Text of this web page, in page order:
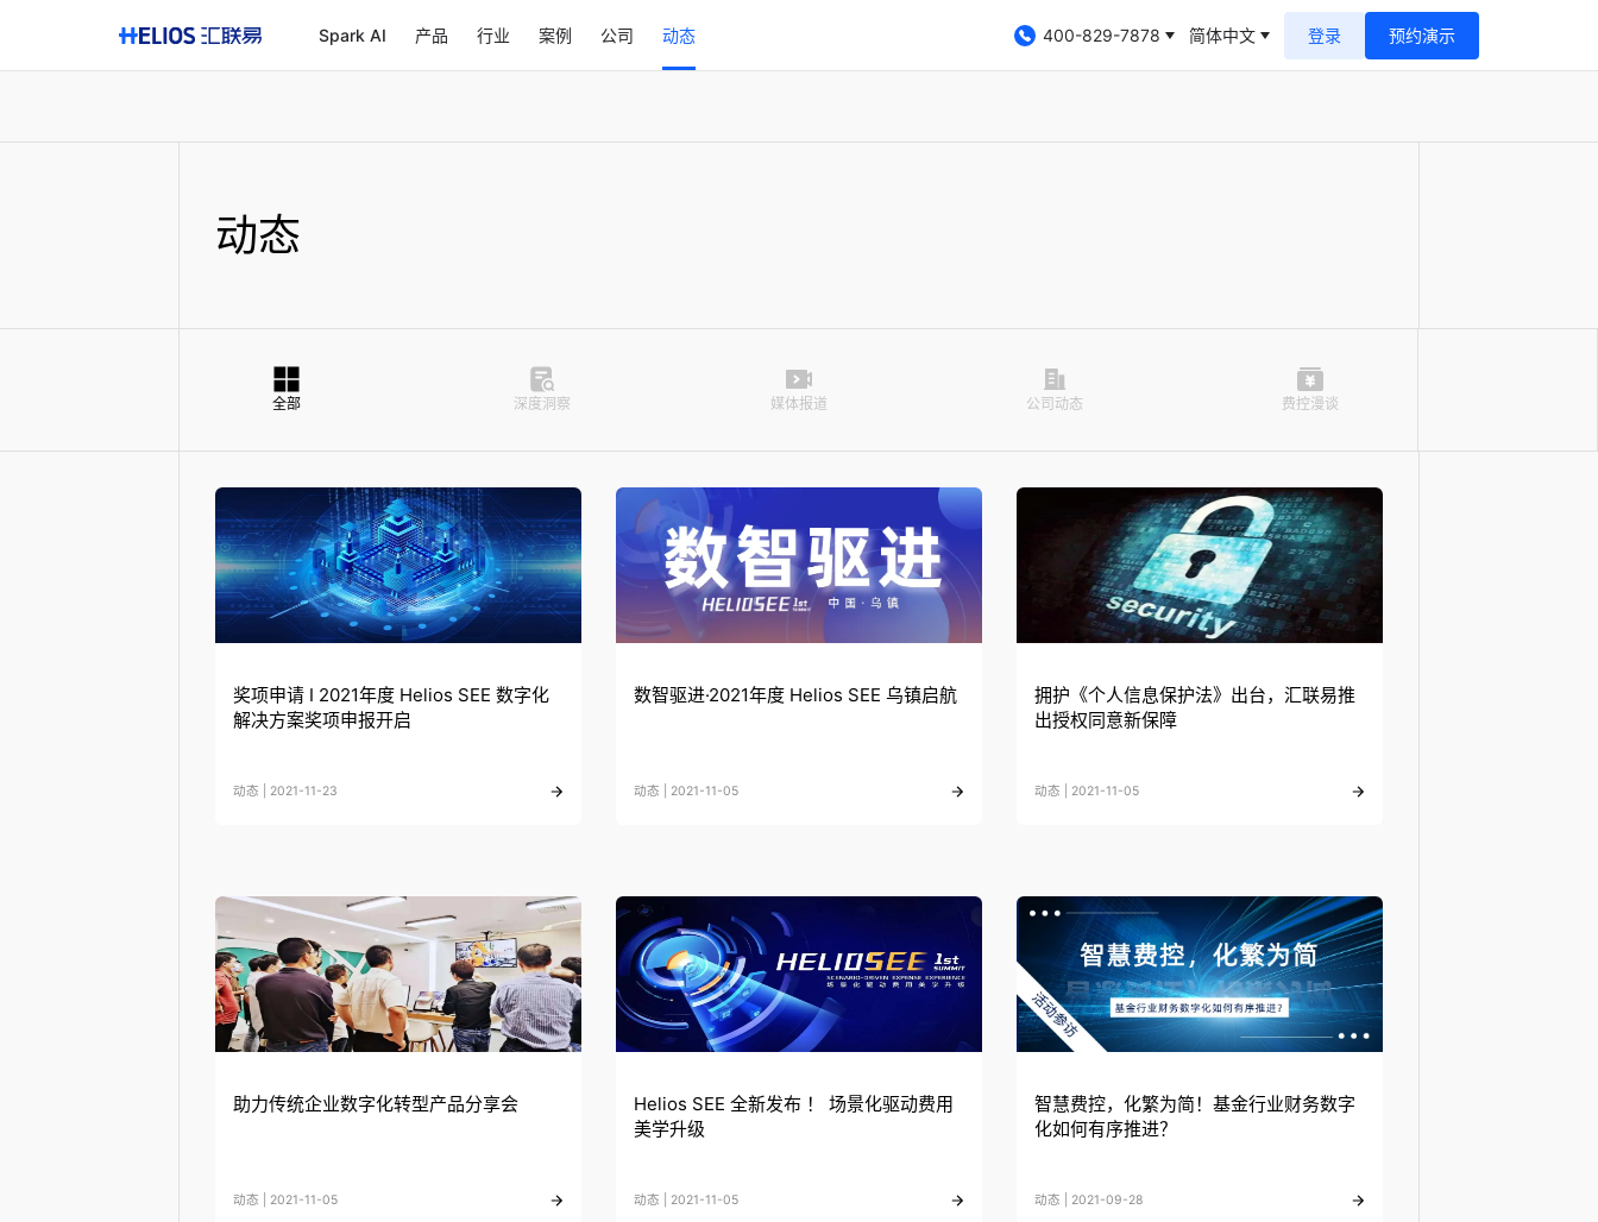
Spark AI 产品 行业 案例 公司 动态 400-829-7878 简体中文 登录 预约演示
动态
全部 深度洞察 媒体报道 公司动态 费控漫谈
奖项申请 I 2021年度 Helios SEE 数字化
解决方案奖项申报开启
动态 | 2021-11-23
数智驱进·2021年度 Helios SEE 乌镇启航
动态 | 2021-11-05
拥护《个人信息保护法》出台，汇联易推
出授权同意新保障
动态 | 2021-11-05
助力传统企业数字化转型产品分享会
动态 | 2021-11-05
Helios SEE 全新发布 ！ 场景化驱动费用
美学升级
动态 | 2021-11-05
智慧费控，化繁为简！基金行业财务数字
化如何有序推进？
动态 | 2021-09-28